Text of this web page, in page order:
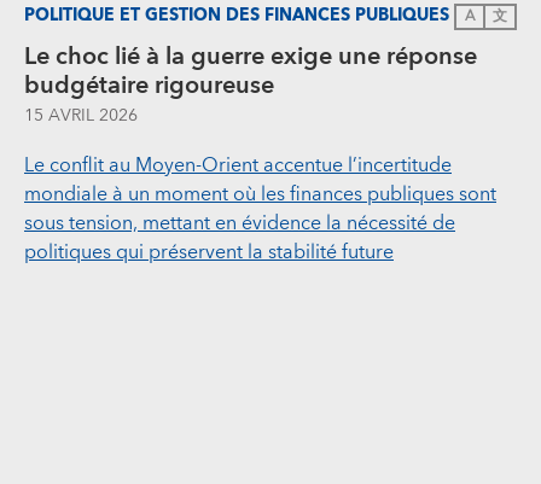
POLITIQUE ET GESTION DES FINANCES PUBLIQUES A 文
Le choc lié à la guerre exige une réponse
budgétaire rigoureuse
15 AVRIL 2026
Le conflit au Moyen‑Orient accentue l’incertitude
mondiale à un moment où les finances publiques sont
sous tension, mettant en évidence la nécessité de
politiques qui préservent la stabilité future